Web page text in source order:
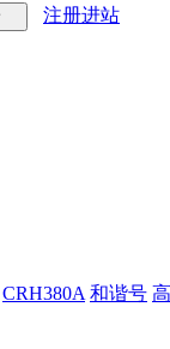
注册进站
CRH380A 和谐号